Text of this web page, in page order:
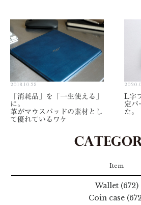
2018.10.23
「消耗品」を「一生使える」
に。
革がマウスパッドの素材とし
て優れているワケ
L字
定バ
た。
Item
Wallet (672)
Coin case